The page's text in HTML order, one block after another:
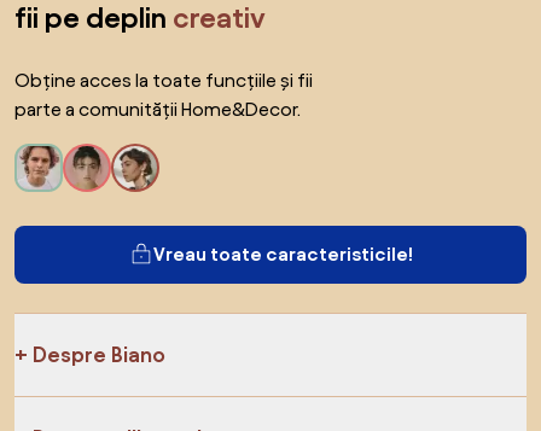
fii pe deplin creativ
Obține acces la toate funcțiile și fii
parte a comunității Home&Decor.
Vreau toate caracteristicile!
Despre Biano